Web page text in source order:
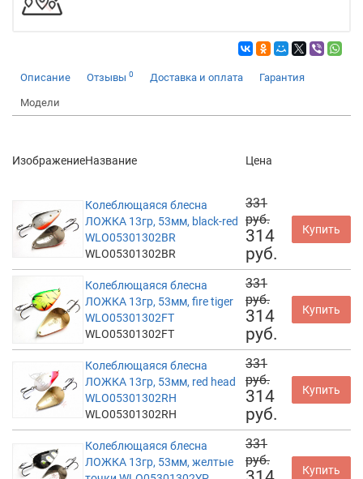
Описание Отзывы 0 Доставка и оплата Гарантия
Модели
ИзображениеНазвание Цена
Колеблющаяся блесна
ЛОЖКА 13гр, 53мм, black-red
WLO05301302BR
WLO05301302BR
331
руб.
314
руб.
Купить
Колеблющаяся блесна
ЛОЖКА 13гр, 53мм, fire tiger
WLO05301302FT
WLO05301302FT
331
руб.
314
руб.
Купить
Колеблющаяся блесна
ЛОЖКА 13гр, 53мм, red head
WLO05301302RH
WLO05301302RH
331
руб.
314
руб.
Купить
Колеблющаяся блесна
ЛОЖКА 13гр, 53мм, желтые
331
руб.
Купить